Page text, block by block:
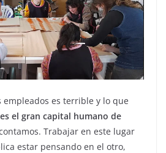
empleados es terrible y lo que
el gran capital humano de
Trabajar en este lugar
estar pensando en el otro,